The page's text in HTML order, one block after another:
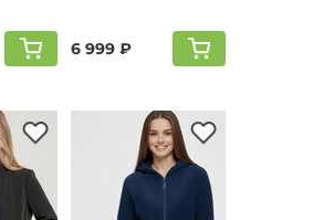
6 999 ₽